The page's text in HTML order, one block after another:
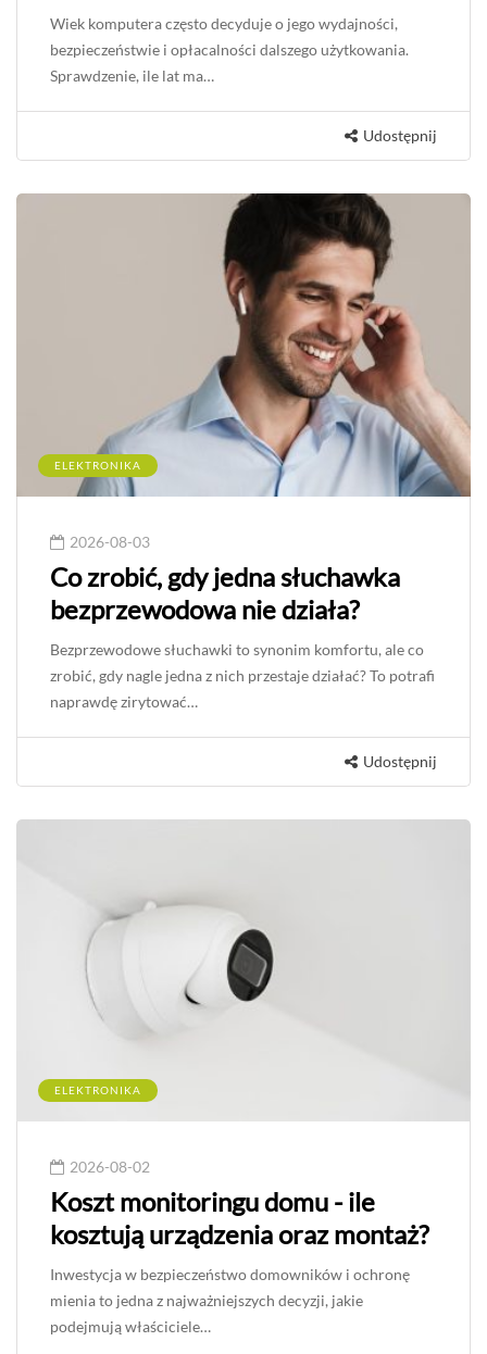
Wiek komputera często decyduje o jego wydajności,
bezpieczeństwie i opłacalności dalszego użytkowania.
Sprawdzenie, ile lat ma…
Udostępnij
ELEKTRONIKA
2026-08-03
Co zrobić, gdy jedna słuchawka
bezprzewodowa nie działa?
Bezprzewodowe słuchawki to synonim komfortu, ale co
zrobić, gdy nagle jedna z nich przestaje działać? To potrafi
naprawdę zirytować…
Udostępnij
ELEKTRONIKA
2026-08-02
Koszt monitoringu domu - ile
kosztują urządzenia oraz montaż?
Inwestycja w bezpieczeństwo domowników i ochronę
mienia to jedna z najważniejszych decyzji, jakie
podejmują właściciele…